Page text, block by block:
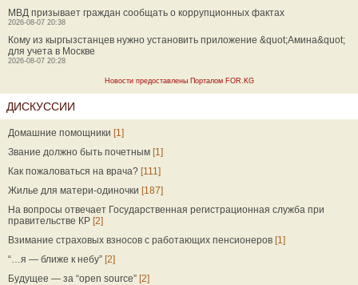
МВД призывает граждан сообщать о коррупционных фактах
2026-08-07 20:38
Кому из кыргызстанцев нужно установить приложение &quot;Амина&quot;
для учета в Москве
2026-08-07 20:28
Новости предоставлены Порталом FOR.KG
ДИСКУССИИ
Домашние помощники [1]
Звание должно быть почетным [1]
Как пожаловаться на врача? [111]
Жилье для матери-одиночки [187]
На вопросы отвечает Государственная регистрационная служба при
правительстве КР [2]
Взимание страховых взносов с работающих пенсионеров [1]
“…я — ближе к небу” [2]
Будущее — за “open source” [2]